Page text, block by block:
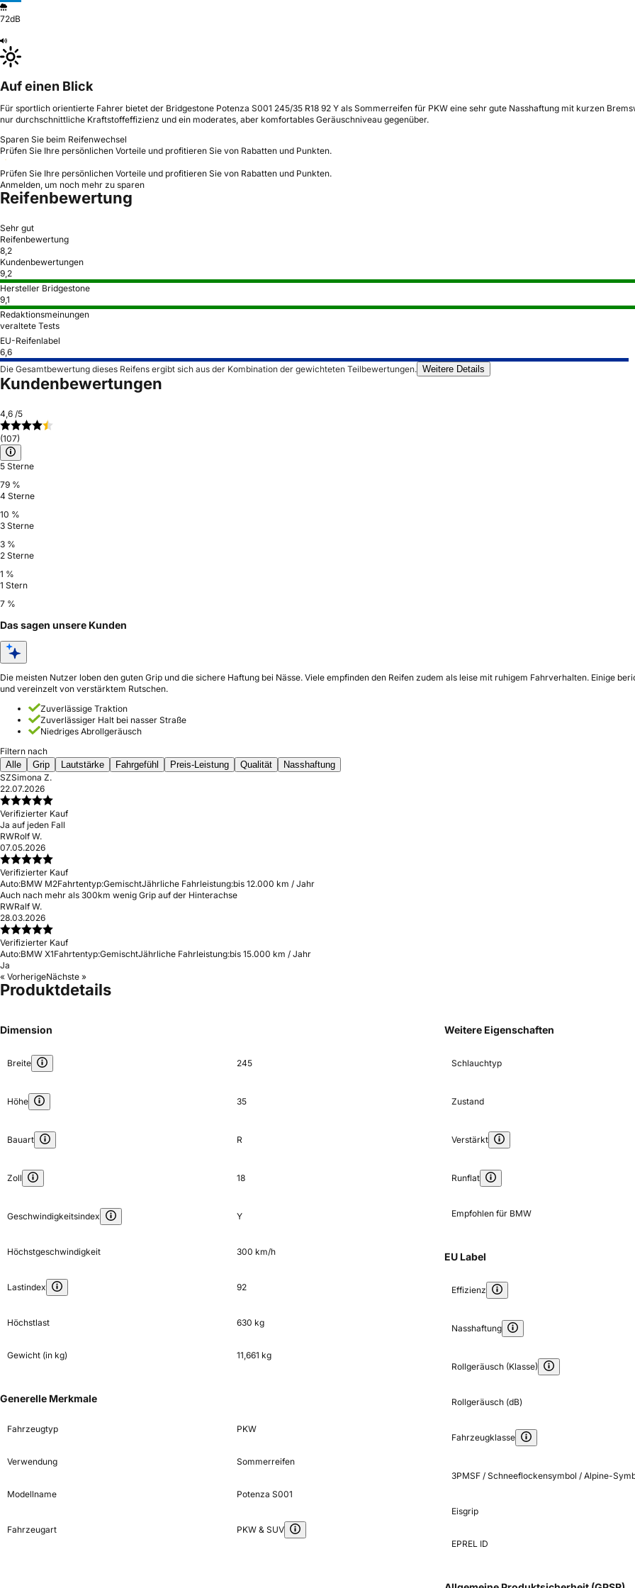
72dB
Auf einen Blick
Für sportlich orientierte Fahrer bietet der Bridgestone Potenza S001 245/35 R18 92 Y als Sommerreifen für PKW eine sehr gute Nasshaftung mit kurzen
nur durchschnittliche Kraftstoffeffizienz und ein moderates, aber komfortables Geräuschniveau gegenüber.
Sparen Sie beim Reifenwechsel
Prüfen Sie Ihre persönlichen Vorteile und profitieren Sie von Rabatten und Punkten.
Prüfen Sie Ihre persönlichen Vorteile und profitieren Sie von Rabatten und Punkten.
Anmelden, um noch mehr zu sparen
Reifenbewertung
Sehr gut
Reifenbewertung
8,2
Kundenbewertungen
9,2
Hersteller Bridgestone
9,1
Redaktionsmeinungen
veraltete Tests
EU-Reifenlabel
6,6
Die Gesamtbewertung dieses Reifens ergibt sich aus der Kombination der gewichteten Teilbewertungen. Weitere Details
Kundenbewertungen
4,6 /5
(107)
5 Sterne
79 %
4 Sterne
10 %
3 Sterne
3 %
2 Sterne
1 %
1 Stern
7 %
Das sagen unsere Kunden
Die meisten Nutzer loben den guten Grip und die sichere Haftung bei Nässe. Viele empfinden den Reifen zudem als leise mit ruhigem Fahrverhalten. Einige
und vereinzelt von verstärktem Rutschen.
Zuverlässige Traktion
Zuverlässiger Halt bei nasser Straße
Niedriges Abrollgeräusch
Filtern nach
Alle
Grip Lautstärke Fahrgefühl Preis-Leistung Qualität
Nasshaftung
SZSimona Z.
22.07.2026
Verifizierter Kauf
Ja auf jeden Fall
RWRolf W.
07.05.2026
Verifizierter Kauf
Auto:BMW M2Fahrtentyp:GemischtJährliche Fahrleistung:bis 12.000 km / Jahr
Auch nach mehr als 300km wenig Grip auf der Hinterachse
RWRalf W.
28.03.2026
Verifizierter Kauf
Auto:BMW X1Fahrtentyp:GemischtJährliche Fahrleistung:bis 15.000 km / Jahr
Ja
« VorherigeNächste »
Produktdetails
Dimension
Breite 245
Höhe 35
Bauart R
Zoll 18
Geschwindigkeitsindex Y
Höchstgeschwindigkeit 300 km/h
Lastindex 92
Höchstlast 630 kg
Gewicht (in kg) 11,661 kg
Generelle Merkmale
Fahrzeugtyp PKW
Verwendung Sommerreifen
Modellname Potenza S001
Fahrzeugart PKW & SUV
Weitere Eigenschaften
Schlauchtyp
Zustand
Verstärkt
Runflat
Empfohlen für BMW
EU Label
Effizienz
Nasshaftung
Rollgeräusch (Klasse)
Rollgeräusch (dB)
Fahrzeugklasse
3PMSF / Schneeflockensymbol / Alpine-
Eisgrip
EPREL ID